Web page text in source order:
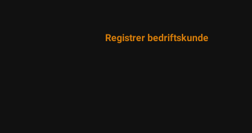
Registrer bedriftskunde